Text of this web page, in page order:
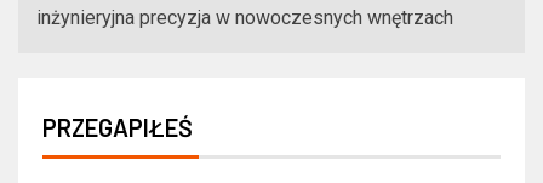
inżynieryjna precyzja w nowoczesnych wnętrzach
PRZEGAPIŁEŚ